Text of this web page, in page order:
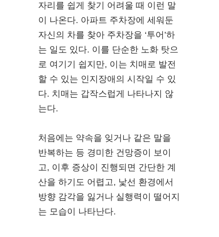
자리를 쉽게 찾기 어려울 때 이런 말
이 나온다. 아파트 주차장에 세워둔
자신의 차를 찾아 주차장을 ‘투어’하
는 일도 있다. 이를 단순한 노화 탓으
로 여기기 쉽지만, 이는 치매로 발전
할 수 있는 인지장애의 시작일 수 있
다. 치매는 갑작스럽게 나타나지 않
는다.
처음에는 약속을 잊거나 같은 말을
반복하는 등 경미한 건망증이 보이
고, 이후 증상이 진행되면 간단한 계
산을 하기도 어렵고, 낯선 환경에서
방향 감각을 잃거나 실행력이 떨어지
는 모습이 나타난다.